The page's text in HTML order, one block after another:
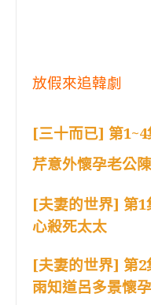
放假來追韓劇
[三十而已] 第
芹意外懷孕老公
[夫妻的世界] 第
心殺死太太
[夫妻的世界] 第
雨知道呂多景懷